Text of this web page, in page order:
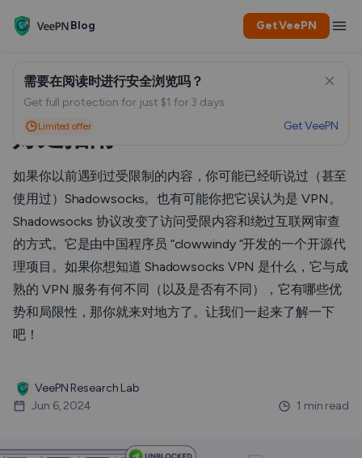
Blog Get VeePN
Shadowsocks VPN：使用和
好处指南
如果你以前遇到过受限制的内容，你可能已经听说过（甚至
使用过）Shadowsocks。也有可能你把它误认为是 VPN。
Shadowsocks 协议改变了访问受限内容和绕过互联网审查
的方式。它是由中国程序员 “clowwindy “开发的一个开源代
理项目。如果你想知道 Shadowsocks VPN 是什么，它与成
熟的 VPN 服务有何不同（以及是否有不同），它有哪些优
势和局限性，那你就来对地方了。让我们一起来了解一下
吧！
VeePN Research Lab
Jun 6, 2024
1 min read
需要在阅读时进行安全浏览吗？
Get full protection for just $1 for 3 days.
Limited offer Get VeePN